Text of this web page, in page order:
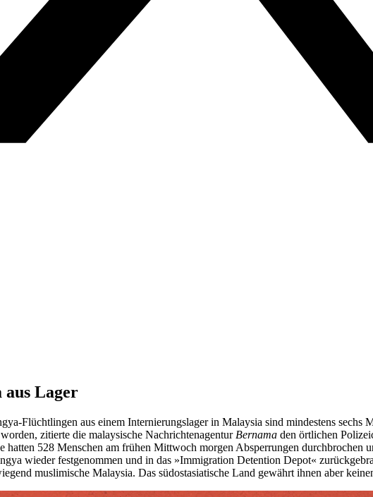
aus Lager
Flüchtlingen aus einem Internierungslager in Malaysia sind mindestens sechs
zitierte die malaysische Nachrichtenagentur Bernama den örtlichen
528 Menschen am frühen Mittwoch morgen Absperrungen durchbrochen
wieder festgenommen und in das »Immigration Detention Depot«
muslimische Malaysia. Das südostasiatische Land gewährt ihnen aber